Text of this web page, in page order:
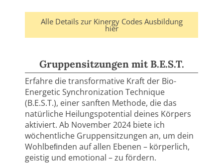
Alle Details zur Kinergy Codes Ausbildung
hier
Gruppensitzungen mit B.E.S.T.
Erfahre dietransformative Kraft der Bio-
Energetic Synchronization Technique
(B.E.S.T.), einersanften Methode, die das
natürliche Heilungspotential deines Körpers
aktiviert. Ab November2024 biete ich
wöchentliche Gruppensitzungen an, um dein
Wohlbeﬁnden aufallen Ebenen – körperlich,
geistig und emotional –zu fördern.